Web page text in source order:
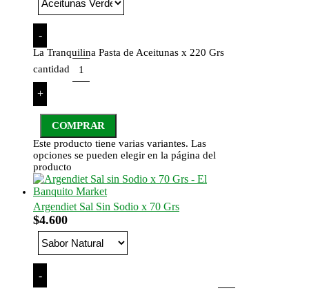
-
La Tranquilina Pasta de Aceitunas x 220 Grs
cantidad
+
COMPRAR
Este producto tiene varias variantes. Las
opciones se pueden elegir en la página del
producto
Argendiet Sal Sin Sodio x 70 Grs
$4.600
-